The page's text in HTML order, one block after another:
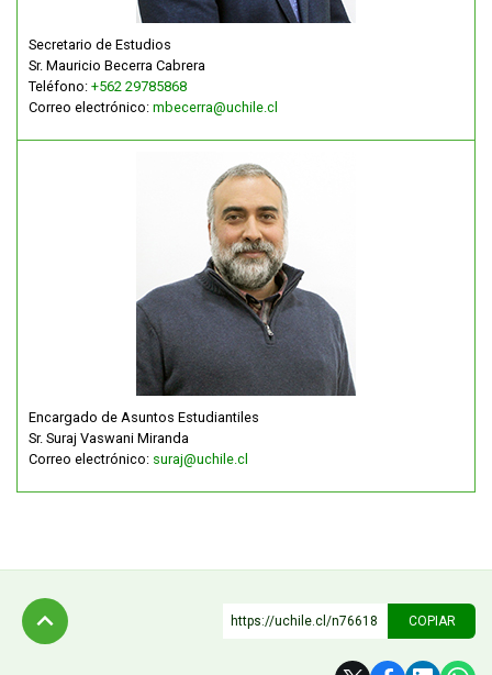
Secretario de Estudios
Sr. Mauricio Becerra Cabrera
Teléfono: +562 29785868
Correo electrónico: mbecerra@uchile.cl
Encargado de Asuntos Estudiantiles
Sr. Suraj Vaswani Miranda
Correo electrónico: suraj@uchile.cl
https://uchile.cl/n76618 COPIAR